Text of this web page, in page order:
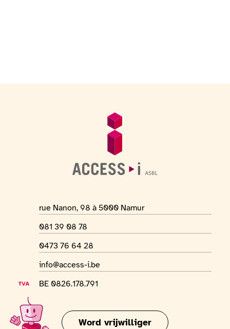
Algemene informatie
Adres van de locatie
rue Nanon, 98 à 5000 Namur
Telefoonnummer
081 39 08 78
Whatsapp-nummer
0473 76 64 28
E-mailadres
info@access-i.be
BTW-nummer
BE 0826.178.791
Word vrijwilliger